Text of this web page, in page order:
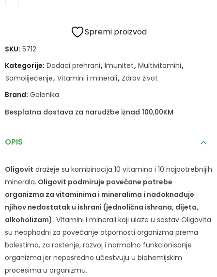
Spremi proizvod
SKU: 5712
Kategorije: Dodaci prehrani, Imunitet, Multivitamini,
Samoliječenje, Vitamini i minerali, Zdrav život
Brand: Galenika
Besplatna dostava za narudžbe iznad 100,00KM
OPIS
Oligovit dražeje su kombinacija 10 vitamina i 10 najpotrebnijih
minerala. Oligovit podmiruje povećane potrebe
organizma za vitaminima i mineralima i nadoknađuje
njihov nedostatak u ishrani (jednolična ishrana, dijeta,
alkoholizam). Vitamini i minerali koji ulaze u sastav Oligovita
su neophodni za povećanje otpornosti organizma prema
bolestima, za rastenje, razvoj i normalno funkcionisanje
organizma jer neposredno učestvuju u biohemijskim
procesima u organizmu.